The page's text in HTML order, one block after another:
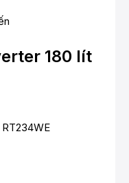
180 lít
RT234WE